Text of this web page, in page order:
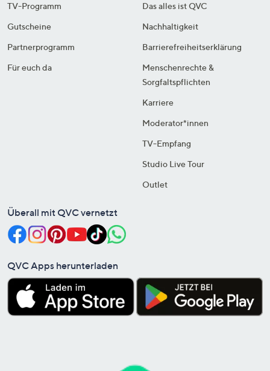
TV-Programm
Gutscheine
Partnerprogramm
Für euch da
Das alles ist QVC
Nachhaltigkeit
Barrierefreiheitserklärung
Menschenrechte &
Sorgfaltspflichten
Karriere
Moderator*innen
TV-Empfang
Studio Live Tour
Outlet
Überall mit QVC vernetzt
QVC Apps herunterladen